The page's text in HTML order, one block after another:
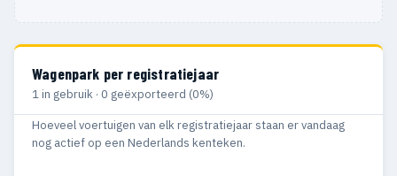
Wagenpark per registratiejaar
1 in gebruik · 0 geëxporteerd (0%)
Hoeveel voertuigen van elk registratiejaar staan er vandaag
nog actief op een Nederlands kenteken.